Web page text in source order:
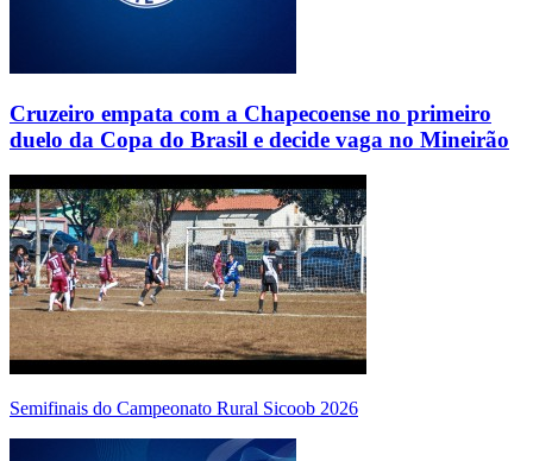
Cruzeiro empata com a Chapecoense no primeiro
duelo da Copa do Brasil e decide vaga no Mineirão
Semifinais do Campeonato Rural Sicoob 2026